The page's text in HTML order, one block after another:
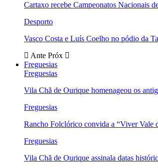
Cartaxo recebe Campeonatos Nacionais
Desporto
Vasco Costa e Luís Coelho no pódio da
Ante Próx
Freguesias
Freguesias
Vila Chã de Ourique homenageou os
Freguesias
Rancho Folclórico convida a “Viver Vale
Freguesias
Vila Chã de Ourique assinala datas